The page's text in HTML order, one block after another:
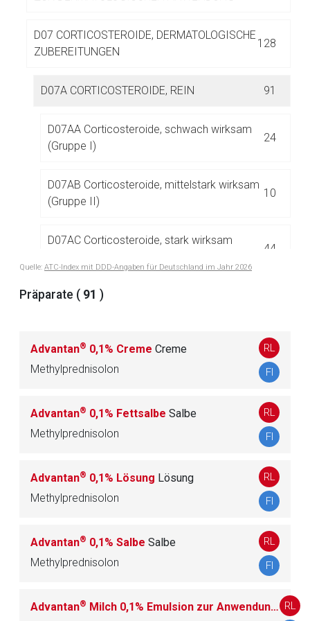
D07 CORTICOSTEROIDE, DERMATOLOGISCHE
ZUBEREITUNGEN
128
D07A CORTICOSTEROIDE, REIN 91
D07AA Corticosteroide, schwach wirksam
(Gruppe I)
24
D07AB Corticosteroide, mittelstark wirksam
(Gruppe II)
10
D07AC Corticosteroide, stark wirksam
44
D07AD Corticosteroide, sehr stark wirksam
D07B CORTICOSTEROIDE, KOMBINATIONEN
1
D07C CORTICOSTEROIDE, KOMBINATIONEN
MIT ANTIBIOTIKA
14
D07X CORTICOSTEROIDE, ANDERE
KOMBINATIONEN
22
D08 ANTISEPTIKA UND
DESINFEKTIONSMITTEL
38
D10 AKNEMITTEL
Quelle: ATC-Index mit DDD-Angaben für Deutschland im Jahr 2026
Präparate ( 91 )
Advantan® 0,1% Creme Creme
Methylprednisolon
RL
FI
Advantan® 0,1% Fettsalbe Salbe
Methylprednisolon
RL
FI
Advantan® 0,1% Lösung Lösung
Methylprednisolon
RL
FI
Advantan® 0,1% Salbe Salbe
Methylprednisolon
RL
FI
Advantan® Milch 0,1% Emulsion zur Anwendung auf der Haut
RL
Betreiber verantwortlich. Ebenso gelten dort ggf. andere
Datenschutzbestimmungen.